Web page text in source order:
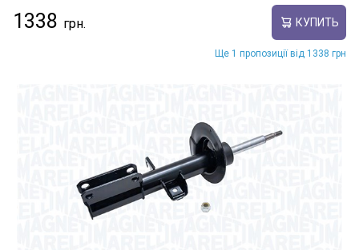
1338 КУПИТЬ
Ще 1 пропозиції від 1338 грн